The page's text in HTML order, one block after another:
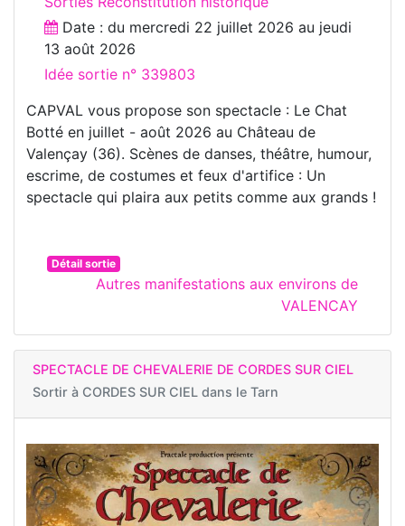
Date : du mercredi 22 juillet 2026 au jeudi
13 août 2026
Idée sortie n° 339803
CAPVAL vous propose son spectacle : Le Chat
Botté en juillet - août 2026 au Château de
Valençay (36). Scènes de danses, théâtre, humour,
escrime, de costumes et feux d'artifice : Un
spectacle qui plaira aux petits comme aux grands !
Détail sortie
Autres manifestations aux environs de
VALENCAY
SPECTACLE DE CHEVALERIE DE CORDES SUR CIEL
Sortir à CORDES SUR CIEL dans le Tarn